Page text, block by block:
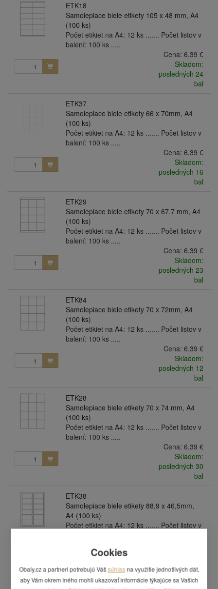
ETK18
Samolepiace biele etikety 105 x 48 mm, A4
(100 ks)
Počet etikiet na A4: 12 ks ....... Počet listov v
balení: 100 ks .....
Cena: 6,39 €
Skladom:
posledných 24
bal
ETK37
Samolepiace biele etikety 66 x 70mm, A4
(100 ks)
Počet etikiet na A4: 12 ks ....... Počet listov v
balení: 100 ks .....
Cena: 6,39 €
Skladom:
posledných 16
bal
ETK29
Samolepiace biele etikety 70 x 67,7 mm, A4
(100 ks)
Počet etikiet na A4: 12 ks ....... Počet listov v
balení: 100 ks .....
Cena: 6,39 €
Skladom:
posledných 23
bal
ETK84
Samolepiace biele etikety 70 x 72mm, A4
(100 ks)
Počet etikiet na A4: 12 ks ....... Počet listov v
balení: 100 ks .....
Cena: 6,39 €
Skladom:
posledných 12
bal
ETK28
Samolepiace biele etikety 70 x 74 mm, A4
(100 ks)
Počet etikiet na A4: 12 ks ....... Počet listov v
balení: 100 ks .....
Cena: 6,39 €
Skladom:
posledných 30
bal
ETK38
Samolepiace biele etikety 88,9 x 46,5mm,
A4 (100 ks)
Počet etikiet na A4: 12 ks ....... Počet listov v
bal
Cookies
Obaly.cz a partneri potrebujú Vášsúhlas na využitie jednotlivých dát,
aby Vám okrem iného mohli ukazovať informácie týkajúce sa Vašich